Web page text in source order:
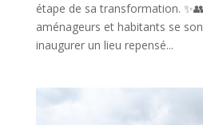
étape de sa transformation.
aménageurs et habitants se
inaugurer un lieu repensé...